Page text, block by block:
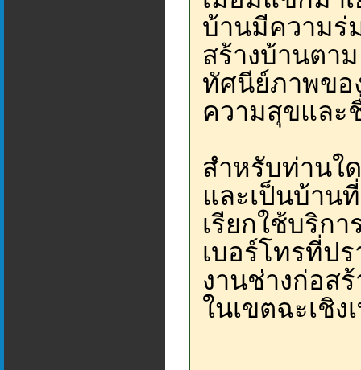
บ้านมีความร่
สร้างบ้านตา
ทัศนีย์ภาพขอ
ความสุขแล
สำหรับท่านใ
และเป็นบ้าน
เรียกใช้บริก
เบอร์โทรที่ป
งานช่างก่อส
ในเขตฉะเชิง